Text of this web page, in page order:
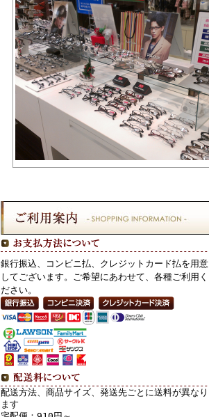
銀行振込、コンビニ払、クレジットカード払を用意
してございます。ご希望にあわせて、各種ご利用く
ださい。
配送方法、商品サイズ、発送先ごとに送料が異なり
ます